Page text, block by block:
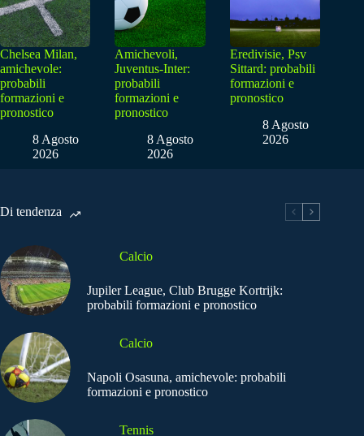
Chelsea Milan,
amichevole:
probabili
formazioni e
pronostico
8 Agosto
2026
Amichevoli,
Juventus-Inter:
probabili
formazioni e
pronostico
8 Agosto
2026
Eredivisie, Psv
Sittard: probabili
formazioni e
pronostico
8 Agosto
2026
Di tendenza
Calcio
Jupiler League, Club Brugge Kortrijk:
probabili formazioni e pronostico
Calcio
Napoli Osasuna, amichevole: probabili
formazioni e pronostico
Tennis